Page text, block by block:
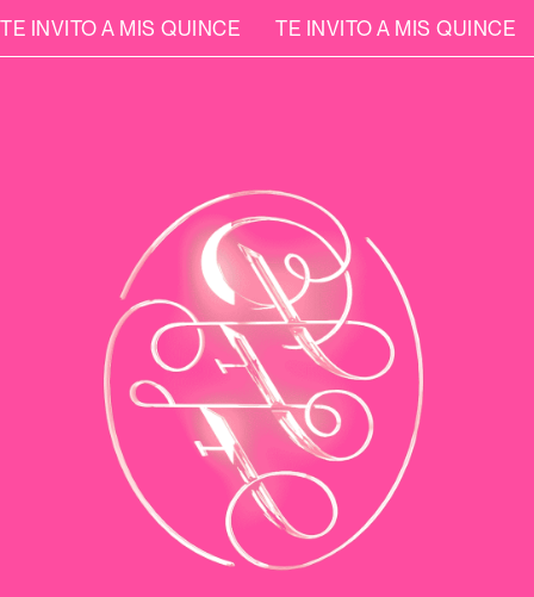
TE INVITO A MIS QUINCE TE INVITO A MIS QUINCE